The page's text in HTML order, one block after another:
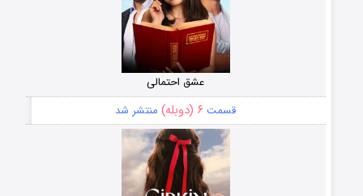
عشق احتمالی
قسمت ۶ (دوبله) منتشر شد